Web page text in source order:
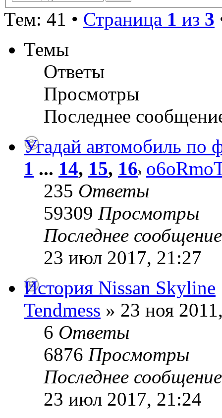
Тем: 41 • Страница 1 из 3
Темы
Ответы
Просмотры
Последнее
Угадай автомобиль по
1 ... 14, 15, 16
235 Ответы
59309 Просмотры
Последнее
23 июл 2017, 21:27
История Nissan Skyline
Tendmess » 23 ноя
6 Ответы
6876 Просмотры
Последнее
23 июл 2017, 21:24